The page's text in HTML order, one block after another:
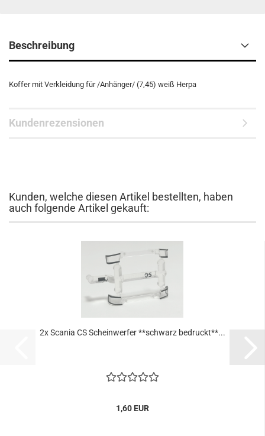
Beschreibung
Koffer mit Verkleidung für /Anhänger/ (7,45) weiß Herpa
Kundenrezensionen
Kunden, welche diesen Artikel bestellten, haben
auch folgende Artikel gekauft:
2x Scania CS Scheinwerfer **schwarz bedruckt**...
1,60 EUR